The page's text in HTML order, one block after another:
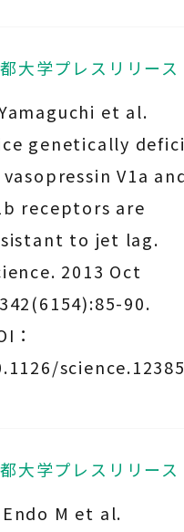
大学プレスリリース
et al.
genetically
V1a
receptors are
to jet lag.
2013 Oct
90.
：
大学プレスリリース
Endo M et al.